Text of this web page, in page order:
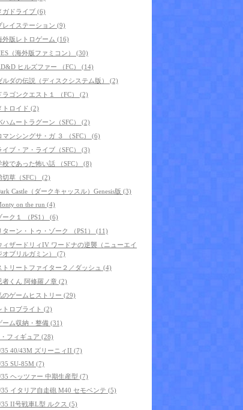
ガドライブ (6)
レイステーション (9)
外版レトロゲーム (16)
（海外版ファミコン） (30)
ヒルズファー （FC） (14)
ルダの伝説（ディスクシステム版） (2)
ラゴンクエスト１ （FC） (2)
トロイド (2)
ハムートラグーン（SFC） (2)
マンシングサ・ガ ３ （SFC） (6)
イブ・ア・ライブ（SFC） (3)
校であった怖い話 （SFC） (8)
切草（SFC） (2)
Castle（ダークキャッスル）Genesis版 (3)
on the run (4)
ーク１ （PS1） (6)
ターン・トゥ・ゾーク （PS1） (11)
ィザードリィIV ワードナの逆襲（ニューエイ
オブリルガミン） (7)
トリートファイター２／ダッシュ (4)
者くん 阿修羅ノ章 (2)
のゲームヒストリー (29)
トロブライト (2)
ーム収納・整備 (31)
フィギュア (28)
35 40/43M ズリーニィII (7)
35 SU-85M (7)
35 ヘッツァー 中期生産型 (7)
35 イタリア自走砲 M40 セモベンテ (5)
35 II号戦車L型 ルクス (5)